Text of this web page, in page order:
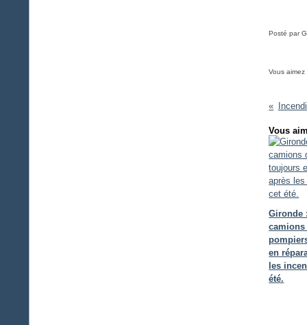
Posté par
Vous aimez
Vous
Gironde
camions
en
les
été.